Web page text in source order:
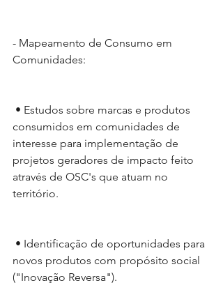
- Mapeamento de Consumo em
Comunidades:
• Estudos sobre marcas e produtos
consumidos em comunidades de
interesse para implementação de
projetos geradores de impacto feito
através de OSC's que atuam no
território.
• Identificação de oportunidades para
novos produtos com propósito social
("Inovação Reversa").